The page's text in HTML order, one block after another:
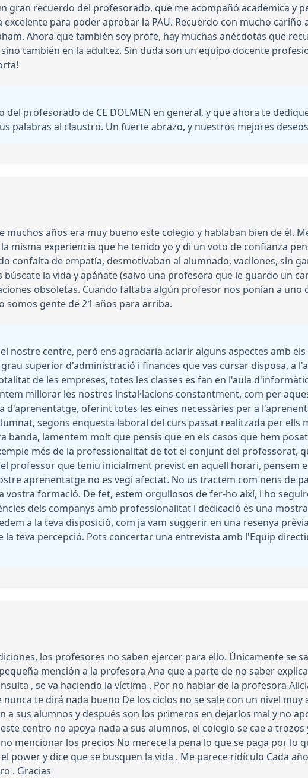
gran recuerdo del profesorado, que me acompañó académica y
para poder aprobar la PAU. Recuerdo con mucho cariño
Ahora que también soy profe, hay muchas anécdotas que
también en la adultez. Sin duda son un equipo docente
profesorado de CE DOLMEN en general, y que ahora te
palabras al claustro. Un fuerte abrazo, y nuestros mejores deseos
años era muy bueno este colegio y hablaban bien de él.
misma experiencia que he tenido yo y di un voto de confianza
confalta de empatía, desmotivaban al alumnado, vacilones, sin
la vida y apáñate (salvo una profesora que le guardo un
obsoletas. Cuando faltaba algún profesor nos ponían a uno
gente de 21 años para arriba.
nostre centre, però ens agradaria aclarir alguns aspectes amb
superior d'administració i finances que vas cursar disposa, a
de les empreses, totes les classes es fan en l'aula
millorar les nostres instal·lacions constantment, com per
d'aprenentatge, oferint totes les eines necessàries per a
segons enquesta laboral del curs passat realitzada per ells
banda, lamentem molt que pensis que en els casos que hem
més de la professionalitat de tot el conjunt del professorat,
professor que teniu inicialment previst en aquell horari, pensem
aprenentatge no es vegi afectat. No us tractem com nens de
formació. De fet, estem orgullosos de fer-ho així, i ho
dels companys amb professionalitat i dedicació és una
a la teva disposició, com ja vam suggerir en una resenya
teva percepció. Pots concertar una entrevista amb l'Equip
los profesores no saben ejercer para ello. Únicamente se
mención a la profesora Ana que a parte de no saber
, se va haciendo la víctima . Por no hablar de la profesora
te dirá nada bueno De los ciclos no se sale con un nivel muy
a sus alumnos y después son los primeros en dejarlos mal y no
centro no apoya nada a sus alumnos, el colegio se cae a trozos
mencionar los precios No merece la pena lo que se paga por lo
power y dice que se busquen la vida . Me parece ridículo Cada
. Gracias